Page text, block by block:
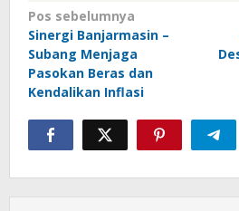
Navigasi
pos
Pos sebelumnya
Sinergi Banjarmasin –
Subang Menjaga
Pasokan Beras dan
Kendalikan Inflasi